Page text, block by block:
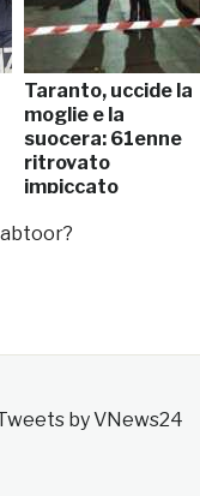
Taranto, uccide la
moglie e la
suocera: 61enne
ritrovato
impiccato
by VNews24